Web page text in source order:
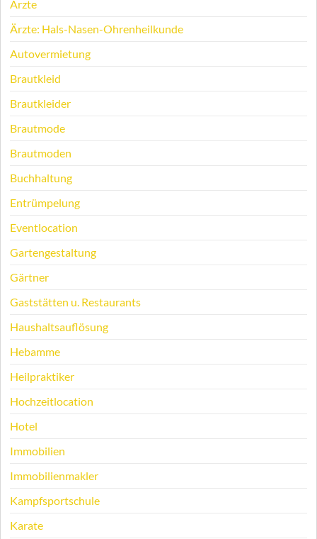
Ärzte
Ärzte: Hals-Nasen-Ohrenheilkunde
Autovermietung
Brautkleid
Brautkleider
Brautmode
Brautmoden
Buchhaltung
Entrümpelung
Eventlocation
Gartengestaltung
Gärtner
Gaststätten u. Restaurants
Haushaltsauflösung
Hebamme
Heilpraktiker
Hochzeitlocation
Hotel
Immobilien
Immobilienmakler
Kampfsportschule
Karate